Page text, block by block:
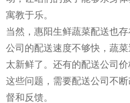
寓教于乐。
当然，惠阳生鲜蔬菜配送也
公司的配送速度不够快，蔬
太新鲜了。还有的配送公司
这些问题，需要配送公司不
督和反馈。